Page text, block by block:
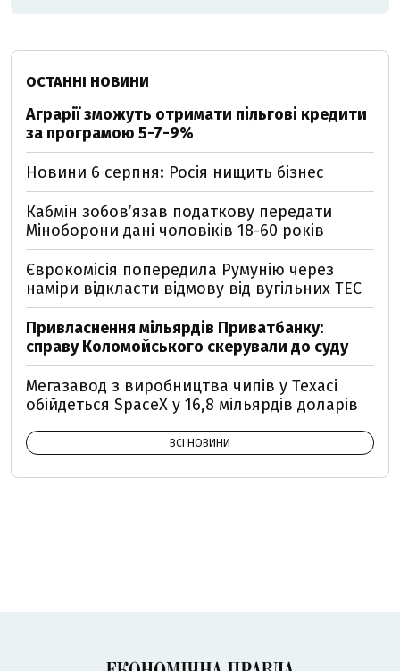
ОСТАННІ НОВИНИ
Аграрії зможуть отримати пільгові кредити
за програмою 5-7-9%
Новини 6 серпня: Росія нищить бізнес
Кабмін зобовʼязав податкову передати
Міноборони дані чоловіків 18-60 років
Єврокомісія попередила Румунію через
наміри відкласти відмову від вугільних ТЕС
Привласнення мільярдів Приватбанку:
справу Коломойського скерували до суду
Мегазавод з виробництва чипів у Техасі
обійдеться SpaceX у 16,8 мільярдів доларів
ВСІ НОВИНИ